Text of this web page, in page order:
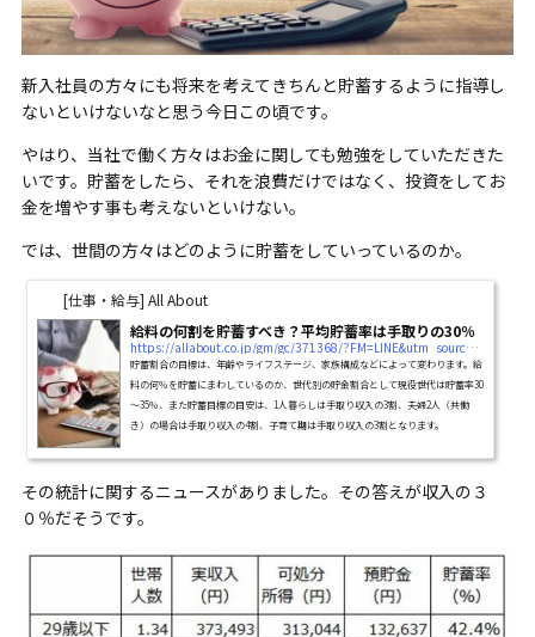
新入社員の方々にも将来を考えてきちんと貯蓄するように指導し
ないといけないなと思う今日この頃です。
やはり、当社で働く方々はお金に関しても勉強をしていただきた
いです。貯蓄をしたら、それを浪費だけではなく、投資をしてお
金を増やす事も考えないといけない。
では、世間の方々はどのように貯蓄をしていっているのか。
[仕事・給与] All About
給料の何割を貯蓄すべき？平均貯蓄率は手取りの30％
https://allabout.co.jp/gm/gc/371368/?FM=LINE&utm_source=LINE&utm_medium=af&utm_campaign=371368&utm_from=guide
貯蓄割合の目標は、年齢やライフステージ、家族構成などによって変わります。給
料の何％を貯蓄にまわしているのか、世代別の貯金割合として現役世代は貯蓄率30
～35％、また貯蓄目標の目安は、1人暮らしは手取り収入の3割、夫婦2人（共働
き）の場合は手取り収入の4割、子育て期は手取り収入の3割となります。
その統計に関するニュースがありました。その答えが収入の３
０％だそうです。